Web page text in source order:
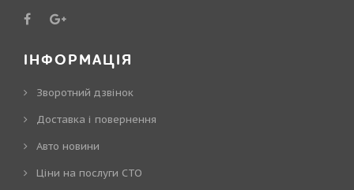
ІНФОРМАЦІЯ
Зворотний дзвінок
Доставка і повернення
Авто новини
Ціни на послуги СТО